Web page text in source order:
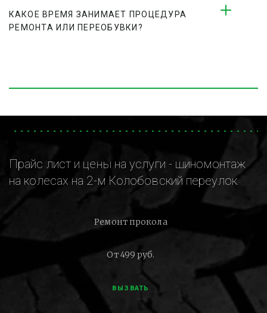
КАКОЕ ВРЕМЯ ЗАНИМАЕТ ПРОЦЕДУРА
РЕМОНТА ИЛИ ПЕРЕОБУВКИ?
Прайс лист и цены на услуги - шиномонтаж
на колесах на 2-м Колобовский переулок
Ремонт прокола
От 499 руб.
ВЫЗВАТЬ